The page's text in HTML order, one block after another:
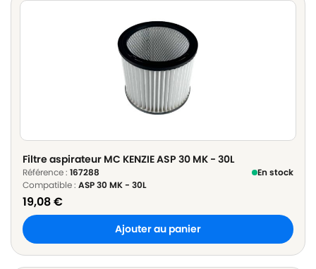
Filtre aspirateur MC KENZIE ASP 30 MK - 30L
Référence : 167288
En stock
Compatible : ASP 30 MK - 30L
19,08€
Ajouter au panier